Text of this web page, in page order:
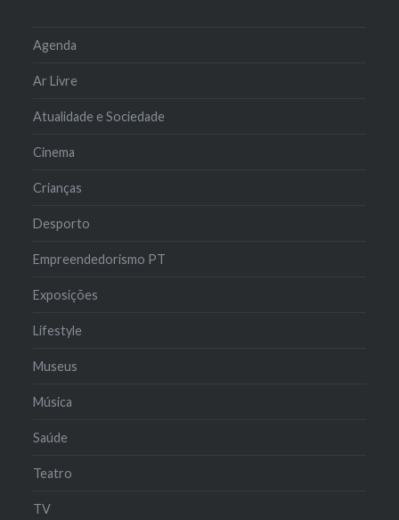
Agenda
Ar Livre
Atualidade e Sociedade
Cinema
Crianças
Desporto
Empreendedorismo PT
Exposições
Lifestyle
Museus
Música
Saúde
Teatro
TV